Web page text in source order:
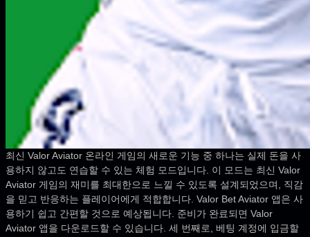
최신 Valor Aviator 온라인 게임의 새로운 기능 중 하나는 실제 돈을 사
용하지 않고도 연습할 수 있는 체험 모드입니다. 이 모드는 최신 Valor
Aviator 게임의 재미를 최대한으로 느낄 수 있도록 설계되었으며, 직감
을 믿고 반응하는 플레이어에게 적합합니다. Valor Bet Aviator 앱은 사
용하기 쉽고 간편할 것으로 예상됩니다. 준비가 완료되면 Valor
Aviator 앱을 다운로드할 수 있습니다. 세 번째로, 베팅 계정에 입금할